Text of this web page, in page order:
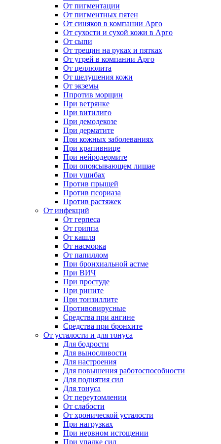
От пигментации
От пигментных пятен
От синяков в компании Арго
От сухости и сухой кожи в Арго
От сыпи
От трещин на руках и пятках
От угрей в компании Арго
От целлюлита
От шелушения кожи
От экземы
Ппротив морщин
При ветрянке
При витилиго
При демодекозе
При дерматите
При кожных заболеваниях
При крапивнице
При нейродермите
При опоясывающем лишае
При ушибах
Против прыщей
Против псориаза
Против растяжек
От инфекций
От герпеса
От гриппа
От кашля
От насморка
От папиллом
При бронхиальной астме
При ВИЧ
При простуде
При рините
При тонзиллите
Противовирусные
Средства при ангине
Средства при бронхите
От усталости и для тонуса
Для бодрости
Для выносливости
Для настроения
Для повышения работоспособности
Для поднятия сил
Для тонуса
От переутомлении
От слабости
От хронической усталости
При нагрузках
При нервном истощении
При упадке сил